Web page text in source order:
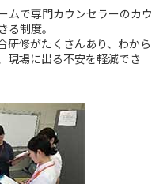
ムで専門カウンセラーのカウ
制度。
研修がたくさんあり、わから
現場に出る不安を軽減でき